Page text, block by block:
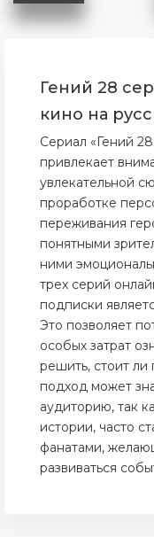
Гений 28
кино на
Сериал «Гений
привлекает
увлекательной
проработке
переживания
понятными
ними
трех серий
подписки
Это позволяет
особых затрат
решить, стоит
подход может
аудиторию, так
истории, часто
фанатами,
развиваться